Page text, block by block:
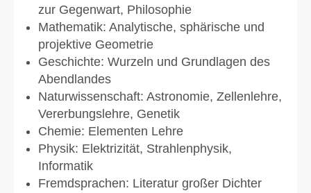
zur Gegenwart, Philosophie
Mathematik: Analytische, sphärische und
projektive Geometrie
Geschichte: Wurzeln und Grundlagen des
Abendlandes
Naturwissenschaft: Astronomie, Zellenlehre,
Vererbungslehre, Genetik
Chemie: Elementen Lehre
Physik: Elektrizität, Strahlenphysik,
Informatik
Fremdsprachen: Literatur großer Dichter